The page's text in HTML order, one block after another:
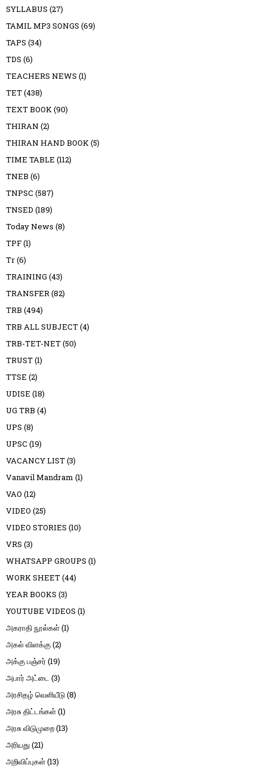
SYLLABUS (27)
TAMIL MP3 SONGS (69)
TAPS (34)
TDS (6)
TEACHERS NEWS (1)
TET(438)
TEXT BOOK(90)
THIRAN (2)
THIRAN HAND BOOK(5)
TIME TABLE (112)
TNEB (6)
TNPSC (587)
TNSED (189)
Today News (8)
TPF(1)
Tr(6)
TRAINING (43)
TRANSFER(82)
TRB (494)
TRB ALL SUBJECT(4)
TRB-TET-NET(50)
TRUST(1)
TTSE (2)
UDISE (18)
UG TRB (4)
UPS (8)
UPSC (19)
VACANCY LIST(3)
Vanavil Mandram (1)
VAO (12)
VIDEO (25)
VIDEO STORIES (10)
VRS (3)
WHATSAPP GROUPS (1)
WORK SHEET(44)
YEAR BOOKS (3)
YOUTUBE VIDEOS (1)
அகராதி நூல்கள்(1)
அகல் விளக்கு(2)
அக்கு பஞ்சர் (19)
அபார் அட்டை (3)
அரசிதழ் வெளியீடு(8)
அரசு திட்டங்கள்(1)
அரசு விடுமுறை(13)
அரியது(21)
அறிவிப்புகள்(13)